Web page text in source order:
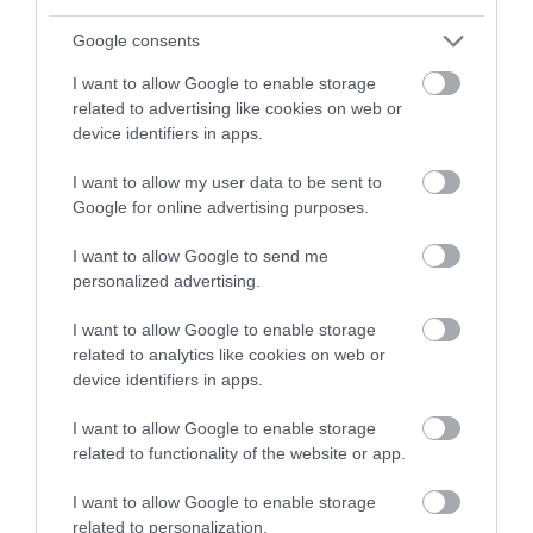
Google consents
I want to allow Google to enable storage
related to advertising like cookies on web or
device identifiers in apps.
I want to allow my user data to be sent to
Google for online advertising purposes.
I want to allow Google to send me
personalized advertising.
I want to allow Google to enable storage
related to analytics like cookies on web or
device identifiers in apps.
I want to allow Google to enable storage
related to functionality of the website or app.
I want to allow Google to enable storage
related to personalization.
“Riga” izsaiņo ungāru dāvanu
spēles sākumā, taču neizmanto
iespējas nostiprināt pārsvaru
pirms atbildes spēles UEFA
Konferences līgā